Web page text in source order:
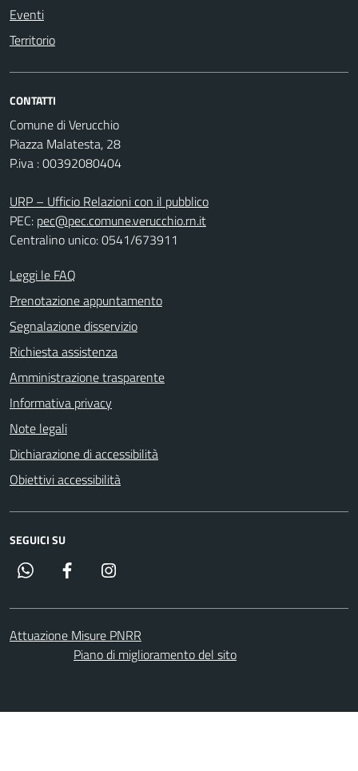
Eventi
Territorio
CONTATTI
Comune di Verucchio
Piazza Malatesta, 28
P.iva : 00392080404
URP – Ufficio Relazioni con il pubblico
PEC: pec@pec.comune.verucchio.rn.it
Centralino unico: 0541/673911
Leggi le FAQ
Prenotazione appuntamento
Segnalazione disservizio
Richiesta assistenza
Amministrazione trasparente
Informativa privacy
Note legali
Dichiarazione di accessibilità
Obiettivi accessibilità
SEGUICI SU
Whatsapp Facebook
Attuazione Misure PNRR
Piano di miglioramento del sito